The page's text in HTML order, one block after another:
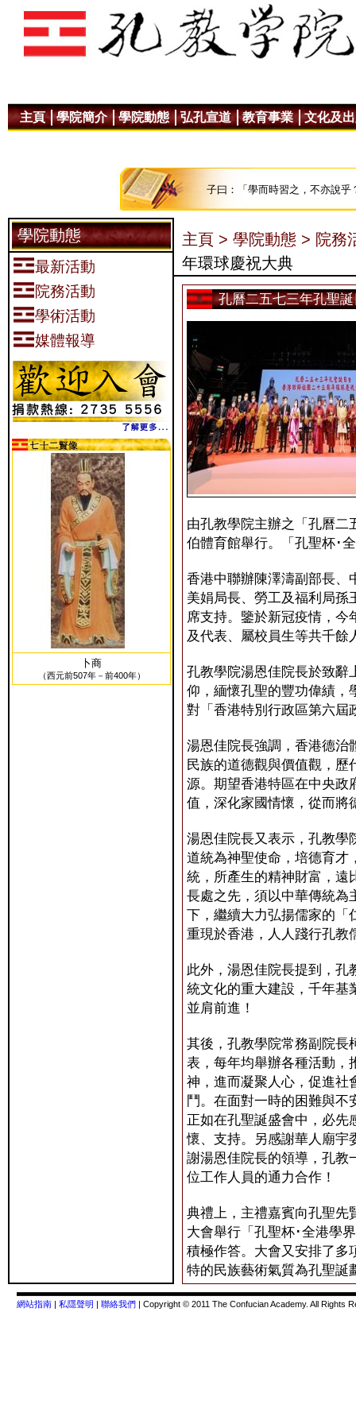
主頁 學院簡介 學院動態 弘孔宣道 教育事業 文化及
子曰：「學而時習之，不亦說
學院動態
最新活動
院務活動
學術活動
媒體報導
卜商
（西元前507年－前400年）
主頁 > 學院動態 > 院務
年環球慶祝大典
孔曆二五七三年孔聖
由孔教學院主辦之「孔曆二
伯體育館舉行。「孔聖杯･
香港中聯辦陳澤濤副部長、
美娟局長、勞工及福利局
席支持。鑒於新冠疫情，
及代表、屬校員生等共千餘
孔教學院湯恩佳院長於致辭
仰，緬懷孔聖的豐功偉績，
對「香港特別行政區第六屆
湯恩佳院長強調，香港德治
民族的道德觀與價值觀，
源。期望香港特區在中央政
值，深化家國情懷，從而將
湯恩佳院長又表示，孔教學
道統為神聖使命，培德育才
統，所產生的精神財富，遠
長處之先，須以中華傳統為
下，繼續大力弘揚儒家的「
重現於香港，人人踐行孔教
此外，湯恩佳院長提到，孔
統文化的重大建設，千年基
並肩前進！
其後，孔教學院常務副院長
表，每年均舉辦各種活動，
神，進而凝聚人心，促進社
鬥。在面對一時的困難與
正如在孔聖誕盛會中，必先
懷、支持。另感謝華人廟宇
謝湯恩佳院長的領導，孔教
位工作人員的通力合作！
典禮上，主禮嘉賓向孔聖先
大會舉行「孔聖杯･全港學
積極作答。大會又安排了多
特的民族藝術氣質為孔聖誕
網站指南 | 私隱聲明 | 聯絡我們 | Copyright © 2011 The Confucian Academy. All Rights